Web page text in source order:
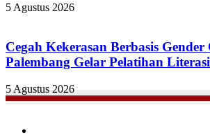
5 Agustus 2026
Cegah Kekerasan Berbasis
Palembang Gelar Pelatihan
5 Agustus 2026